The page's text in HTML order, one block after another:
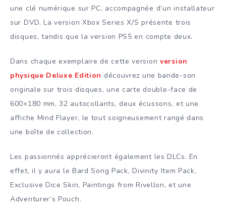
une clé numérique sur PC, accompagnée d’un installateur
sur DVD. La version Xbox Series X/S présente trois
disques, tandis que la version PS5 en compte deux.
Dans chaque exemplaire de cette version version
physique Deluxe Edition découvrez une bande-son
originale sur trois disques, une carte double-face de
600×180 mm, 32 autocollants, deux écussons, et une
affiche Mind Flayer, le tout soigneusement rangé dans
une boîte de collection.
Les passionnés apprécieront également les DLCs. En
effet, il y aura le Bard Song Pack, Divinity Item Pack,
Exclusive Dice Skin, Paintings from Rivellon, et une
Adventurer’s Pouch.